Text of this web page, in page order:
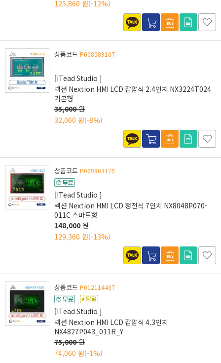
125,860 원(-12%)
상품코드 P008089107
[ITead Studio ]
넥션 Nextion HMI LCD 감압식 2.4인치 NX3224T024
기본형
35,000원
32,060 원(-8%)
상품코드 P009803179
[ITead Studio ]
넥션 Nextion HMI LCD 정전식 7인치 NX8048P070-
011C 스마트형
148,000원
129,360 원(-13%)
상품코드 P012114437
[ITead Studio ]
넥션 Nextion HMI LCD 감압식 4.3인치
NX4827P043_011R_Y
75,000원
74,060 원(-1%)